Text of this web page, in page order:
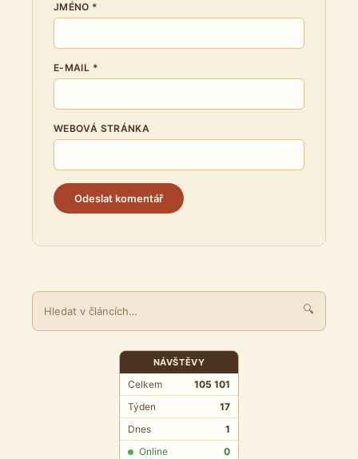
JMÉNO *
E-MAIL *
WEBOVÁ STRÁNKA
🔍
NÁVŠTĚVY
Celkem
105 101
Týden
17
Dnes
1
Online
0